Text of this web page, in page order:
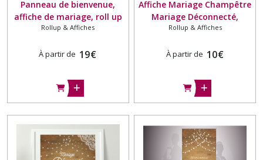
Panneau de bienvenue,
affiche de mariage, roll up
mariage orchidée et colibri,
Rollup & Affiches
À partir de 19€
Affiche Mariage Champêtre
Mariage Déconnecté,
Affiche Photo, Mariage sans
Rollup & Affiches
À partir de 10€